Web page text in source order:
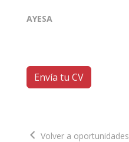
AYESA
Envía tu CV
Volver a oportunidades